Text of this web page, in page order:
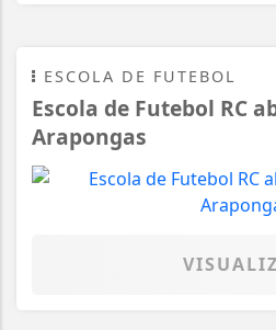
ESCOLA DE FUTEBOL
Escola de Futebol RC
Arapongas